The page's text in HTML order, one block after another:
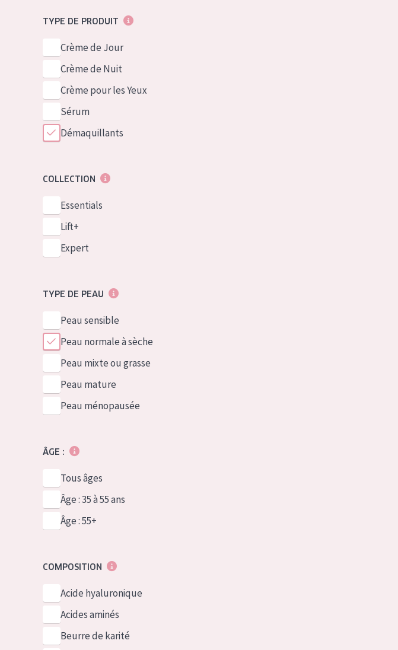
TYPE DE PRODUIT
Crème de Jour
Crème de Nuit
Crème pour les Yeux
Sérum
Démaquillants
COLLECTION
Essentials
Lift+
Expert
TYPE DE PEAU
Peau sensible
Peau normale à sèche
Peau mixte ou grasse
Peau mature
Peau ménopausée
ÂGE :
Tous âges
Âge : 35 à 55 ans
Âge : 55+
COMPOSITION
Acide hyaluronique
Acides aminés
Beurre de karité